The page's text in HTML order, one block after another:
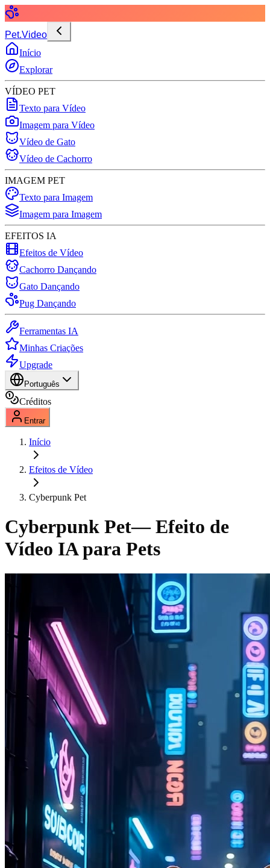
Pet.Video
Início
Explorar
VÍDEO PET
Texto para Vídeo
Imagem para Vídeo
Vídeo de Gato
Vídeo de Cachorro
IMAGEM PET
Texto para Imagem
Imagem para Imagem
EFEITOS IA
Efeitos de Vídeo
Cachorro Dançando
Gato Dançando
Pug Dançando
Ferramentas IA
Minhas Criações
Upgrade
Português
Créditos
Entrar
Início
Efeitos de Vídeo
Cyberpunk Pet
Cyberpunk Pet— Efeito de
Vídeo IA para Pets